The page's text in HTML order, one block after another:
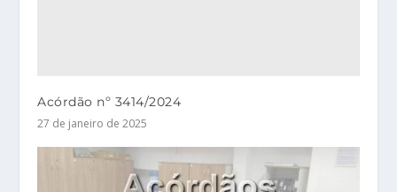
Acórdão nº 3414/2024
27 de janeiro de 2025